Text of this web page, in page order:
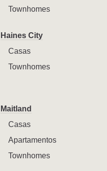
Townhomes
Haines City
Casas
Townhomes
Maitland
Casas
Apartamentos
Townhomes